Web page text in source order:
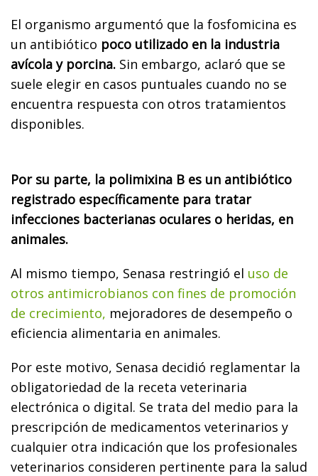
El organismo argumentó que la fosfomicina es
un antibiótico poco utilizado en la industria
avícola y porcina. Sin embargo, aclaró que se
suele elegir en casos puntuales cuando no se
encuentra respuesta con otros tratamientos
disponibles.
Por su parte, la polimixina B es un antibiótico
registrado específicamente para tratar
infecciones bacterianas oculares o heridas, en
animales.
Al mismo tiempo, Senasa restringió el uso de
otros antimicrobianos con fines de promoción
de crecimiento, mejoradores de desempeño o
eficiencia alimentaria en animales.
Por este motivo, Senasa decidió reglamentar la
obligatoriedad de la receta veterinaria
electrónica o digital. Se trata del medio para la
prescripción de medicamentos veterinarios y
cualquier otra indicación que los profesionales
veterinarios consideren pertinente para la salud